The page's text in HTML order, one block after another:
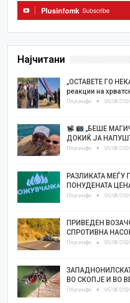
Plusinfomk Subscribe
Најчитани
„ОСТАВЕТЕ ГО
реакции на
Плусинфо 05/08/
„БЕШЕ
ДОКИЌ ЈА
Плусинфо 05/08/
РАЗЛИКАТА МЕЃУ
ПОНУДЕНАТА
Плусинфо 05/08/
ПРИВЕДЕН
СПРОТИВНА
Плусинфо 05/08/
ВО СКОПЈЕ И ВО
Плусинфо 05/08/